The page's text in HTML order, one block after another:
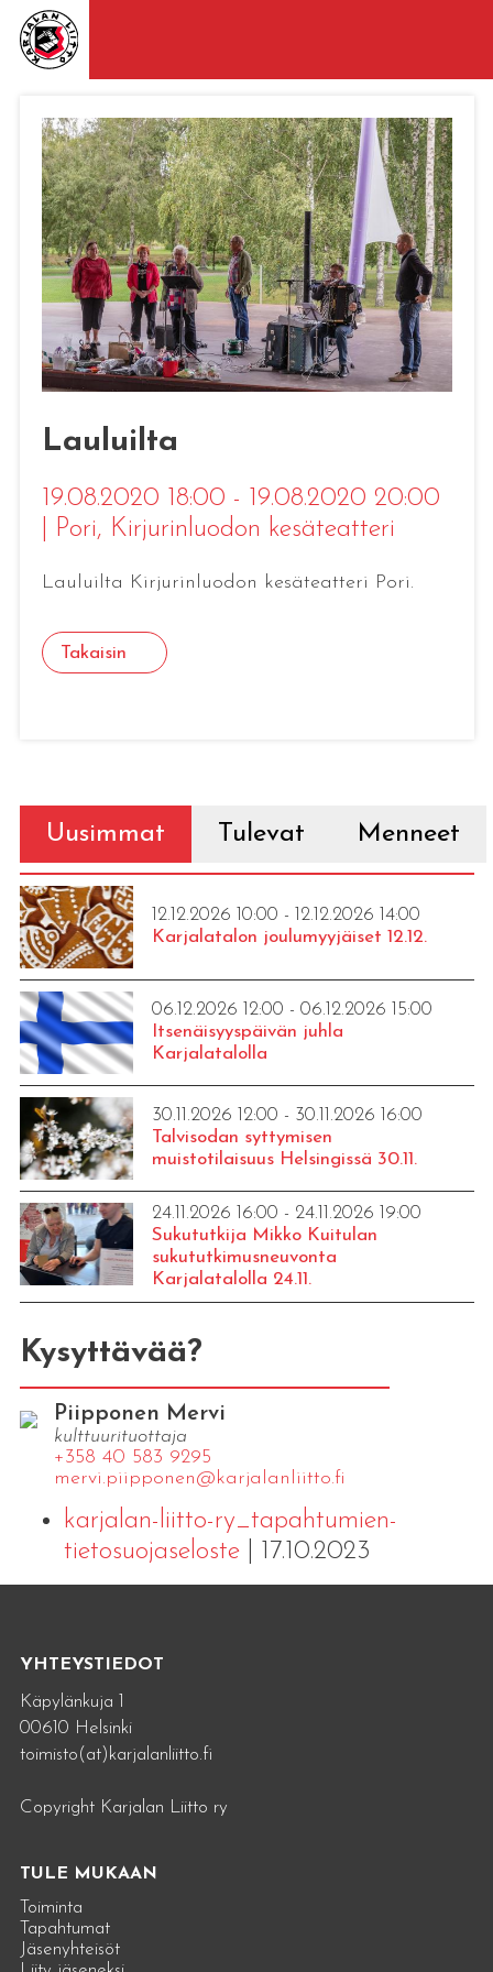
Lauluilta
19.08.2020 18:00 - 19.08.2020 20:00
Pori, Kirjurinluodon kesäteatteri
Lauluilta Kirjurinluodon kesäteatteri Pori.
Takaisin
Uusimmat Tulevat Menneet
12.12.2026 10:00 - 12.12.2026 14:00
Karjalatalon joulumyyjäiset 12.12.
06.12.2026 12:00 - 06.12.2026 15:00
Itsenäisyyspäivän juhla
Karjalatalolla
30.11.2026 12:00 - 30.11.2026 16:00
Talvisodan syttymisen
muistotilaisuus Helsingissä 30.11.
24.11.2026 16:00 - 24.11.2026 19:00
Sukututkija Mikko Kuitulan
sukututkimusneuvonta
Karjalatalolla 24.11.
Kysyttävää?
Piipponen Mervi
kulttuurituottaja
+358 40 583 9295
mervi.​piipponen@​kar​jala​nlii​tto.​fi
karjalan-liitto-ry_tapahtumien-
tietosuojaseloste| 17.10.2023
YHTEYSTIEDOT
Käpylänkuja 1
00610 Helsinki
toimisto(at)karjalanliitto.fi
Copyright Karjalan Liitto ry
TULE MUKAAN
Toiminta
Tapahtumat
Jäsenyhteisöt